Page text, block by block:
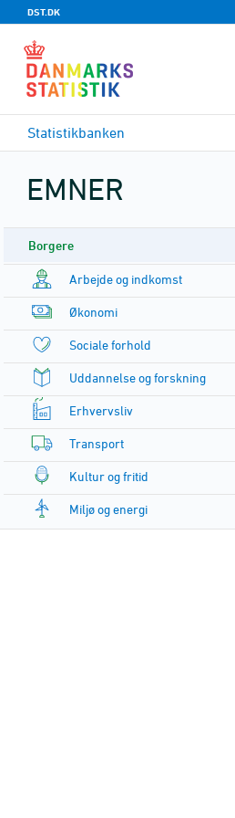
DST.DK
Statistikbanken
EMNER
Borgere
Arbejde og indkomst
Økonomi
Sociale forhold
Uddannelse og forskning
Erhvervsliv
Transport
Kultur og fritid
Miljø og energi